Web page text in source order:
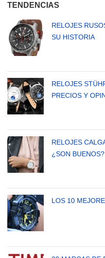
TENDENCIAS
RELOJES
SU HISTORIA
RELOJES
PRECIOS Y
RELOJES
¿SON BUENOS?
LOS 10